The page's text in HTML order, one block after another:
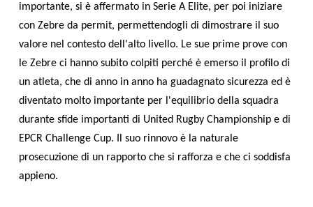
importante, si è affermato in Serie A Elite, per poi iniziare
con Zebre da permit, permettendogli di dimostrare il suo
valore nel contesto dell'alto livello. Le sue prime prove con
le Zebre ci hanno subito colpiti perché è emerso il profilo di
un atleta, che di anno in anno ha guadagnato sicurezza ed è
diventato molto importante per l'equilibrio della squadra
durante sfide importanti di United Rugby Championship e di
EPCR Challenge Cup. Il suo rinnovo è la naturale
prosecuzione di un rapporto che si rafforza e che ci soddisfa
appieno.